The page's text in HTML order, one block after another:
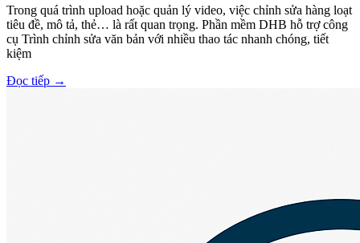
Trong quá trình upload hoặc quản lý video, việc chỉnh sửa hàng loạt
tiêu đề, mô tả, thẻ… là rất quan trọng. Phần mềm DHB hỗ trợ công
cụ Trình chỉnh sửa văn bản với nhiều thao tác nhanh chóng, tiết
kiệm
Đọc tiếp →